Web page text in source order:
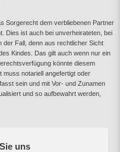
uns
Sorgerecht dem verbliebenen Partner
Dies ist auch bei unverheirateten, bei
der Fall, denn aus rechtlicher Sicht
Kindes. Das gilt auch wenn nur ein
könnte diesem
muss notariell angefertigt oder
sein und mit Vor- und Zunamen
und so aufbewahrt werden,